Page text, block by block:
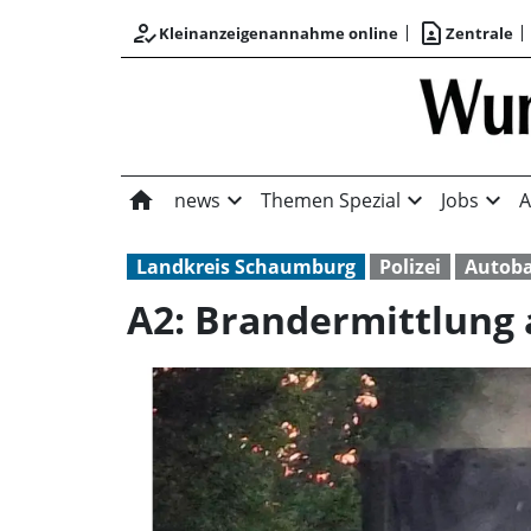
how_to_regKleinanzeigenannahme online contact_page Zentrale
home news expand_more Themen Spezial expand_more Jobs expand_more
Landkreis Schaumburg Polizei
A2: Brandermittlung